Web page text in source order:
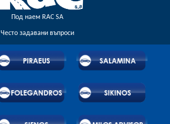
Под наем RAC SA
Често задавани въпроси